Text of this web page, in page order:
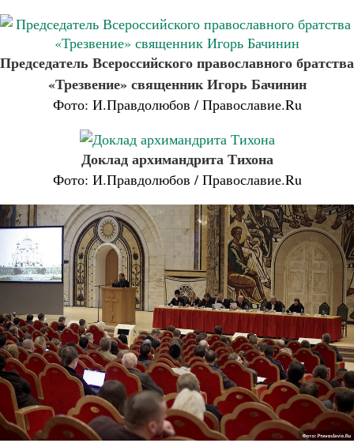
Председатель Всероссийского православного братства
«Трезвение» священник Игорь Бачинин
Фото: И.Правдолюбов / Православие.Ru
Доклад архимандрита Тихона
Фото: И.Правдолюбов / Православие.Ru